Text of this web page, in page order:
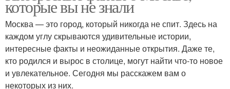
которые вы не знали
Москва — это город, который никогда не спит. Здесь на
каждом углу скрываются удивительные истории,
интересные факты и неожиданные открытия. Даже те,
кто родился и вырос в столице, могут найти что-то новое
и увлекательное. Сегодня мы расскажем вам о
некоторых из них.